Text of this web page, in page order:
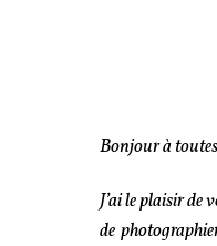
Bonjour à
J’ai le plaisir de
de